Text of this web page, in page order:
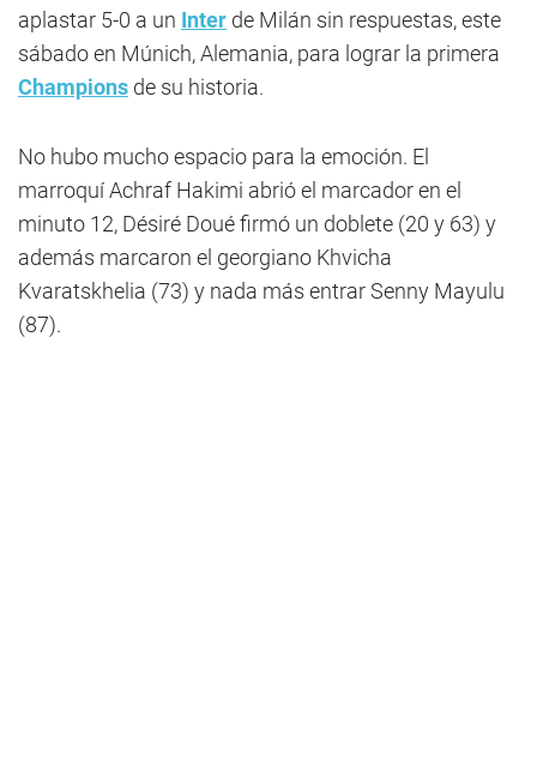
aplastar 5-0 a un Inter de Milán sin respuestas, este
sábado en Múnich, Alemania, para lograr la primera
Champions de su historia.
No hubo mucho espacio para la emoción. El
marroquí Achraf Hakimi abrió el marcador en el
minuto 12, Désiré Doué firmó un doblete (20 y 63) y
además marcaron el georgiano Khvicha
Kvaratskhelia (73) y nada más entrar Senny Mayulu
(87).